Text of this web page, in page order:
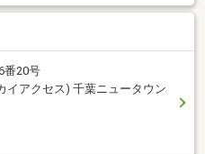
番20号
イアクセス) 千葉ニュータウン